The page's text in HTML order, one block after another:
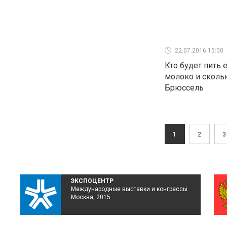
22.07.2016 15:00
Кто будет пить
молоко и
Брюссель
1 2 3
ЭКСПОЦЕНТР
Международные выставки и конгрессы
Москва, 2015